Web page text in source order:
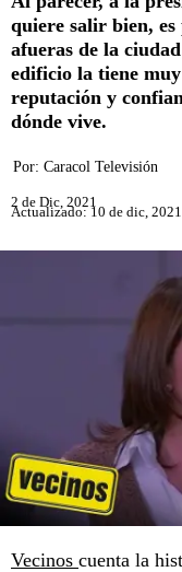
quiere salir bien,
afueras de la
edificio la tiene
reputación y
dónde vive.
Por: Caracol Televisión
2 de Dic, 2021
Actualizado: 10 de dic, 2021
Vecinos cuenta la